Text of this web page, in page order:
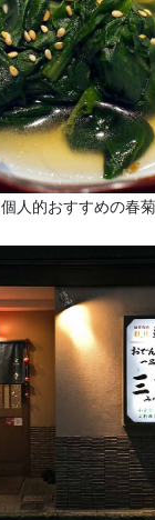
個人的おすすめの春菊